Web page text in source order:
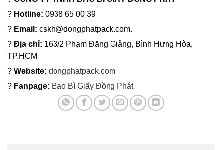
? Hotline: 0938 65 00 39
? Email: cskh@dongphatpack.com.
? Địa chỉ: 163/2 Phạm Đăng Giảng, Bình Hưng Hòa,
TP.HCM
? Website: dongphatpack.com
? Fanpage: Bao Bì Giấy Đồng Phát